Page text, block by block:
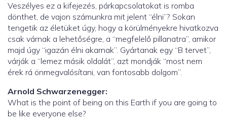
Veszélyes ez a kifejezés, párkapcsolatokat is romba
dönthet, de vajon számunkra mit jelent “élni”? Sokan
tengetik az életüket úgy, hogy a körülményekre hivatkozva
csak várnak a lehetőségre, a “megfelelő pillanatra”, amikor
majd úgy “igazán élni akarnak”. Gyártanak egy “B tervet”,
várják a “lemez másik oldalát”, azt mondják “most nem
érek rá önmegvalósítani, van fontosabb dolgom”.
Arnold Schwarzenegger:
What is the point of being on this Earth if you are going to
be like everyone else?